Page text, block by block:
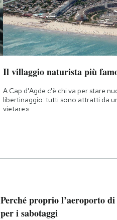
Il villaggio naturista più
A Cap d'Agde c'è chi va per stare
libertinaggio: tutti sono attratti da
vietare»
Perché proprio l’aeroporto
per i sabotaggi